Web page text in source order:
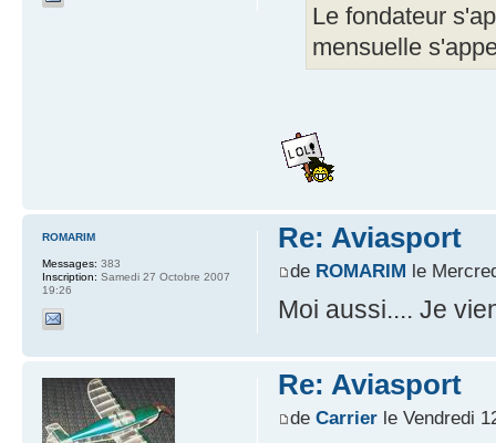
Le fondateur
mensuelle
Re: Aviasport
de ROMARIM le
Moi aussi.... Je
ROMARIM
Messages: 383
Inscription: Samedi 27 Octobre 2007
19:26
Re: Aviasport
de Carrierle Vendredi